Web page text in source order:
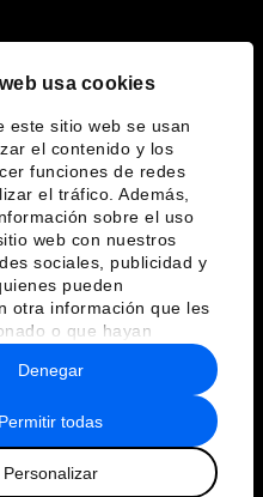
usa cookies
este sitio web se usan
el contenido y los
funciones de redes
el tráfico. Además,
sobre el uso
web con nuestros
sociales, publicidad y
pueden
otra información que les
o que hayan
del uso que haya
Permitir todas
Personalizar
Denegar
y normas de uso
Mundial